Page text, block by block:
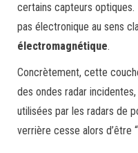
certains capteurs optiques.
pas électronique au sens
électromagnétique.
Concrètement, cette
des ondes radar
utilisées par les radars de
verrière cesse alors d’être